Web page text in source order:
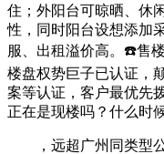
住；外阳台可晾晒、休
性，同时阳台设想添加
服、出租溢价高。☎️售
楼盘权势巨子已认证，
案等认证，客户最优先
正在是现楼吗？什么时
，远超广州同类型公